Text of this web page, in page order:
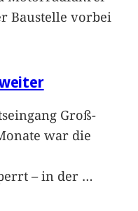
Baustelle vorbei
Groß-
war die
– in der …